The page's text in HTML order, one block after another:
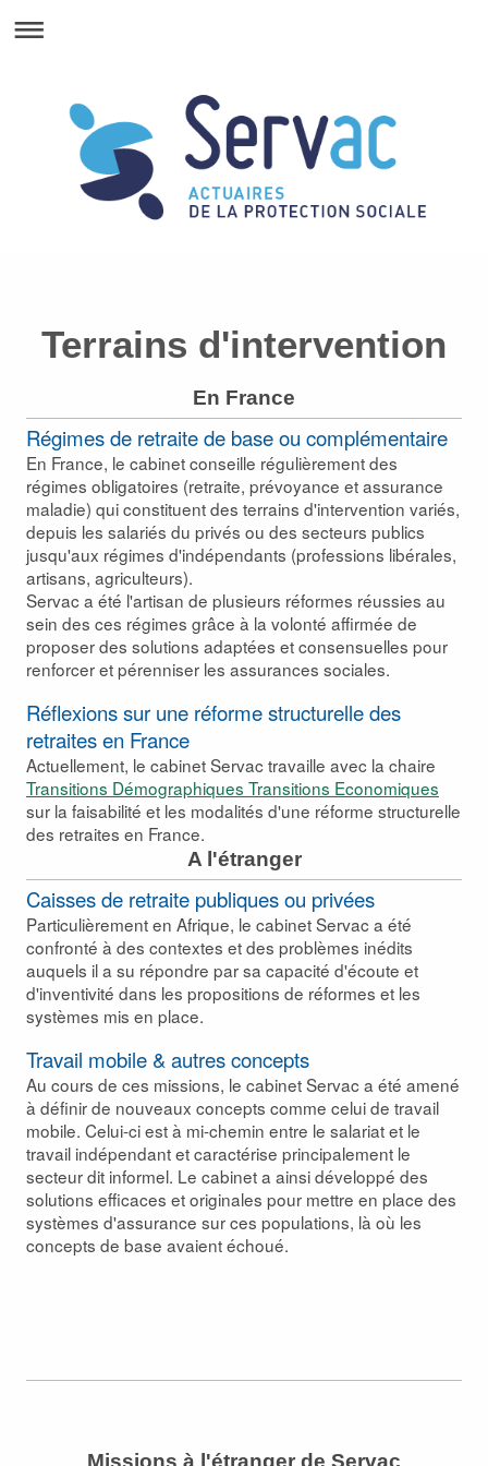
Terrains d'intervention
En France
Régimes de retraite de base ou complémentaire
En France, le cabinet conseille régulièrement des
régimes obligatoires (retraite, prévoyance et assurance
maladie) qui constituent des terrains d'intervention variés,
depuis les salariés du privés ou des secteurs publics
jusqu'aux régimes d'indépendants (professions libérales,
artisans, agriculteurs).
Servac a été l'artisan de plusieurs réformes réussies au
sein des ces régimes grâce à la volonté affirmée de
proposer des solutions adaptées et consensuelles pour
renforcer et pérenniser les assurances sociales.
Réflexions sur une réforme structurelle des
retraites en France
Actuellement, le cabinet Servac travaille avec la chaire
Transitions Démographiques Transitions Economiques
sur la faisabilité et les modalités d'une réforme structurelle
des retraites en France.
A l'étranger
Caisses de retraite publiques ou privées
Particulièrement en Afrique, le cabinet Servac a été
confronté à des contextes et des problèmes inédits
auquels il a su répondre par sa capacité d'écoute et
d'inventivité dans les propositions de réformes et les
systèmes mis en place.
Travail mobile & autres concepts
Au cours de ces missions, le cabinet Servac a été amené
à définir de nouveaux concepts comme celui de travail
mobile. Celui-ci est à mi-chemin entre le salariat et le
travail indépendant et caractérise principalement le
secteur dit informel. Le cabinet a ainsi développé des
solutions efficaces et originales pour mettre en place des
systèmes d'assurance sur ces populations, là où les
concepts de base avaient échoué.
Missions à l'étranger de Servac